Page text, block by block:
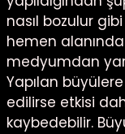
nasıl bozulur
hemen
medyumdan
Yapılan
edilirse etkisi
kaybedebilir.